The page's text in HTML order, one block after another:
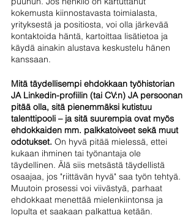
kokemusta kiinnostavasta toimialasta,
yrityksestä ja positiosta, voi olla järkevää
kontaktoida häntä, kartoittaa lisätietoa ja
käydä ainakin alustava keskustelu hänen
kanssaan.
Mitä täydellisempi ehdokkaan työhistorian
JA Linkedin-profiilin (tai CV:n) JA persoonan
pitää olla, sitä pienemmäksi kutistuu
talenttipooli – ja sitä suurempia ovat myös
ehdokkaiden mm. palkkatoiveet sekä muut
odotukset. On hyvä pitää mielessä, ettei
kukaan ihminen tai työnantaja ole
täydellinen. Älä siis metsästä täydellistä
osaajaa, jos "riittävän hyvä" saa työn tehtyä.
Muutoin prosessi voi viivästyä, parhaat
ehdokkaat menettää mielenkiintonsa ja
lopulta et saakaan palkattua ketään.